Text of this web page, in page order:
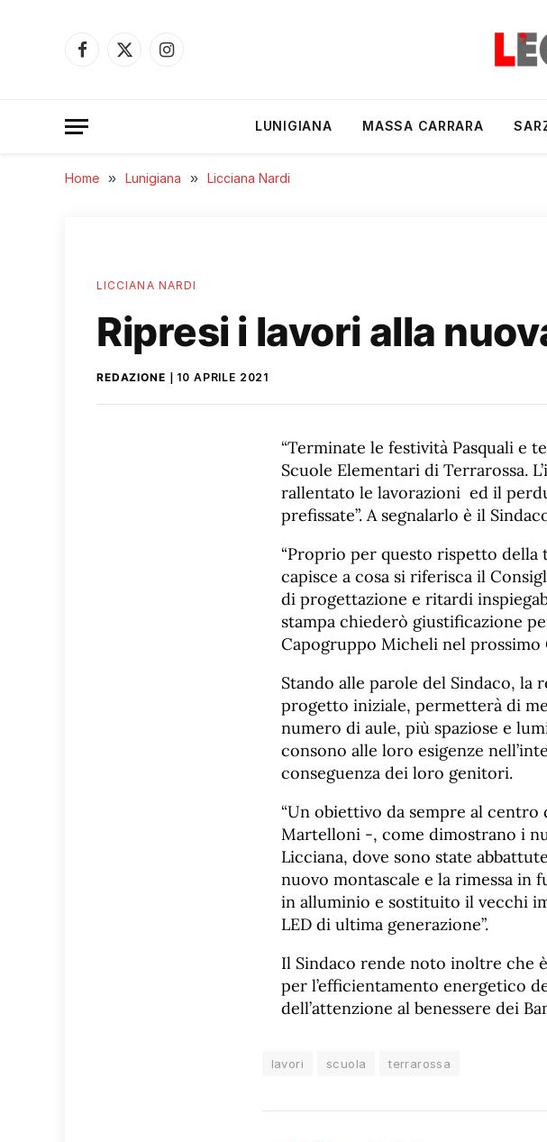
Facebook
X
Instagram
LUNIGIANA MASSA CARRARA
Home » Lunigiana » Licciana Nardi
LICCIANA NARDI
Ripresi i lavori alla
REDAZIONE 10 APRILE 2021
“Terminate le festività Pasquali e
Scuole Elementari di Terrarossa.
rallentato le lavorazioni ed il
prefissate”. A segnalarlo è il
“Proprio per questo rispetto
capisce a cosa si riferisca il
di progettazione e ritardi
stampa chiederò giustificazione
Capogruppo Micheli nel prossimo
Stando alle parole del Sindaco, la
progetto iniziale, permetterà di
numero di aule, più spaziose e
consono alle loro esigenze
conseguenza dei loro genitori.
“Un obiettivo da sempre al centro
Martelloni -, come dimostrano i
Licciana, dove sono state
nuovo montascale e la rimessa in
in alluminio e sostituito il vecchi
LED di ultima generazione”.
Il Sindaco rende noto inoltre che
per l’efficientamento energetico
dell’attenzione al benessere dei
lavori scuola terrarossa